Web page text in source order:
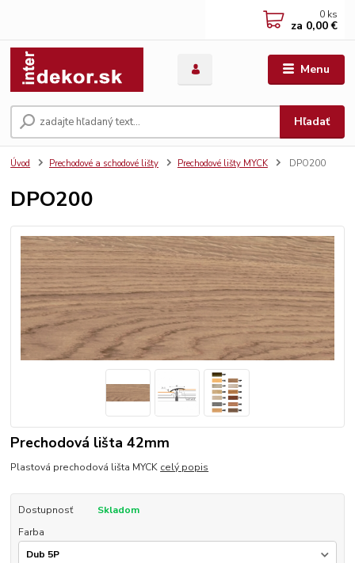
Menu
Hľadať
0 ks
za 0,00 €
Úvod Prechodové a schodové lišty Prechodové lišty MYCK DPO200
DPO200
Prechodová lišta 42mm
Plastová prechodová lišta MYCK celý popis
Dostupnosť
Skladom
Farba